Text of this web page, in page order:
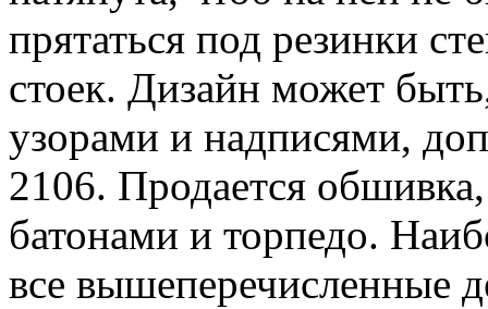
прятаться под резинки
стоек. Дизайн может
узорами и надписями,
2106. Продается
батонами и торпедо.
все вышеперечисленные